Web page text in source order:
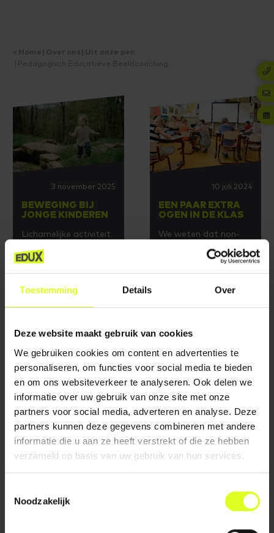
Toestemming Details Over
Deze website maakt gebruik van cookies
We gebruiken cookies om content en advertenties te
personaliseren, om functies voor social media te bieden
en om ons websiteverkeer te analyseren. Ook delen we
informatie over uw gebruik van onze site met onze
partners voor social media, adverteren en analyse. Deze
partners kunnen deze gegevens combineren met andere
informatie die u aan ze heeft verstrekt of die ze hebben
verzameld op basis van uw gebruik van hun services.
Noodzakelijk
3 november 2025
BEWEGING BIJ
JONGE KINDEREN
Lichamelijke activiteit
de motoriek, maar
ook de cognitieve,
sociaal-emotionel...
LEES VERDER
10 juli 2024
EEN PAAR EXTRA
OGEN IN DE KLAS
We weten dat non-
verbale communicatie
veel zegt, toch is er
tijdens een les of
gesprek niet altijd t...
LEES VERDER
22 mei 2024
SAMEN SPELEN IS
behoefte van kinderen
aan sociaal contact.
28 juni 2023
RUIMTE VOOR HET
bij meertaligheid.